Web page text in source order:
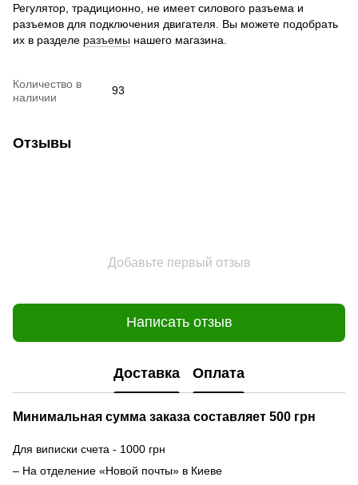
Регулятор, традиционно, не имеет силового разъема и
разъемов для подключения двигателя. Вы можете подобрать
их в разделе разъемы нашего магазина.
Количество в
наличии
93
Отзывы
Добавьте первый отзыв
Написать отзыв
Доставка Оплата
Минимальная сумма заказа составляет 500 грн
Для виписки счета - 1000 грн
– На отделение «Новой почты» в Киеве